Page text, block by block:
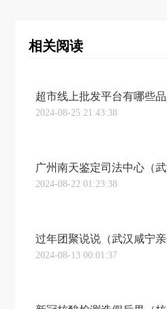
相关阅读
2024-08-25 21:43:38
2024-08-22 01:23:38
2024-08-13 00:01:37